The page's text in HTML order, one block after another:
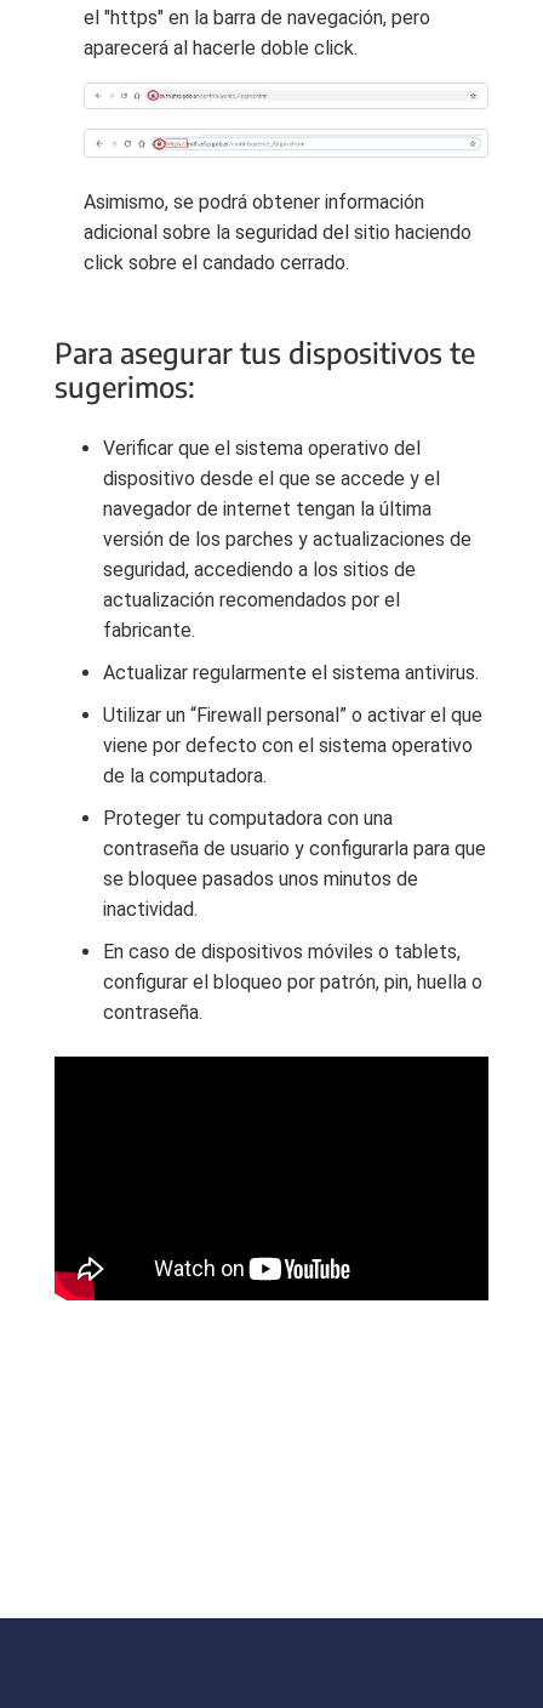
el "https" en la barra de navegación, pero
aparecerá al hacerle doble click.
Asimismo, se podrá obtener información
adicional sobre la seguridad del sitio haciendo
click sobre el candado cerrado.
Para asegurar tus dispositivos te
sugerimos:
Verificar que el sistema operativo del
dispositivo desde el que se accede y el
navegador de internet tengan la última
versión de los parches y actualizaciones de
seguridad, accediendo a los sitios de
actualización recomendados por el
fabricante.
Actualizar regularmente el sistema antivirus.
Utilizar un “Firewall personal” o activar el que
viene por defecto con el sistema operativo
de la computadora.
Proteger tu computadora con una
contraseña de usuario y configurarla para que
se bloquee pasados unos minutos de
inactividad.
En caso de dispositivos móviles o tablets,
configurar el bloqueo por patrón, pin, huella o
contraseña.